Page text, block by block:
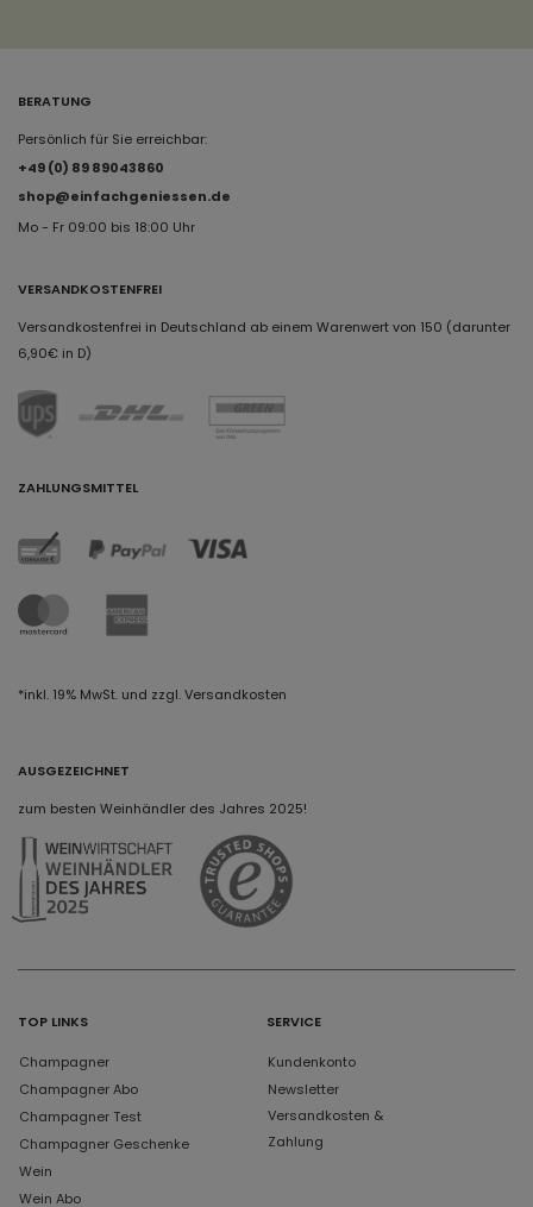
BERATUNG
Persönlich für Sie erreichbar:
+49 (0) 89 89043860
shop@einfachgeniessen.de
Mo - Fr 09:00 bis 18:00 Uhr
VERSANDKOSTENFREI
Versandkostenfrei in Deutschland ab einem Warenwert von 150 (darunter
6,90€ in D)
ZAHLUNGSMITTEL
*inkl. 19% MwSt. und zzgl. Versandkosten
AUSGEZEICHNET
zum besten Weinhändler des Jahres 2025!
TOP LINKS
Champagner
Champagner Abo
Champagner Test
Champagner Geschenke
Wein
Wein Abo
SERVICE
Kundenkonto
Newsletter
Versandkosten &
Zahlung